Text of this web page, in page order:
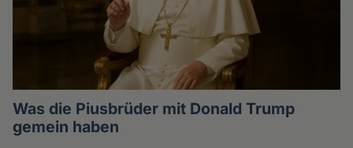
Was die Piusbrüder mit Donald Trump
gemein haben